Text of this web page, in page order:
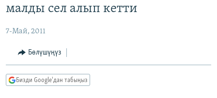
ЭКОНОМИКА
МАДАНИЯТ
БОРБОР АЗИЯ
АТАЙЫН ИЛИКТӨӨ
ТВ ПРОГРАММАЛАР
ЭКСПЕРТТЕР ТАЛДАЙТ
ӨЗГӨЧӨ ПИКИР
малды сел алып кетти
7-Май, 2011
Бөлүшүңүз
Бизди Google'дан табыңыз